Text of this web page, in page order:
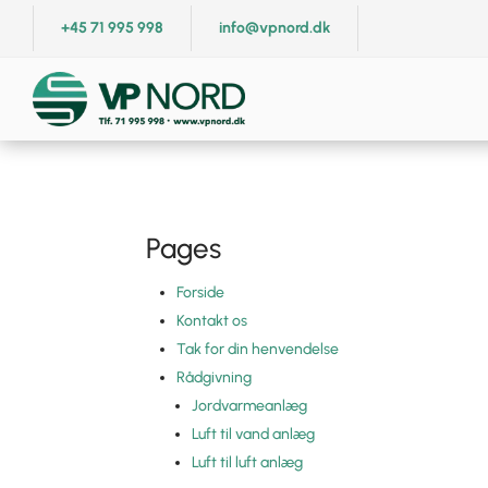
+45 71 995 998 info@vpnord.dk
Pages
Forside
Kontakt os
Tak for din henvendelse
Rådgivning
Jordvarmeanlæg
Luft til vand anlæg
Luft til luft anlæg